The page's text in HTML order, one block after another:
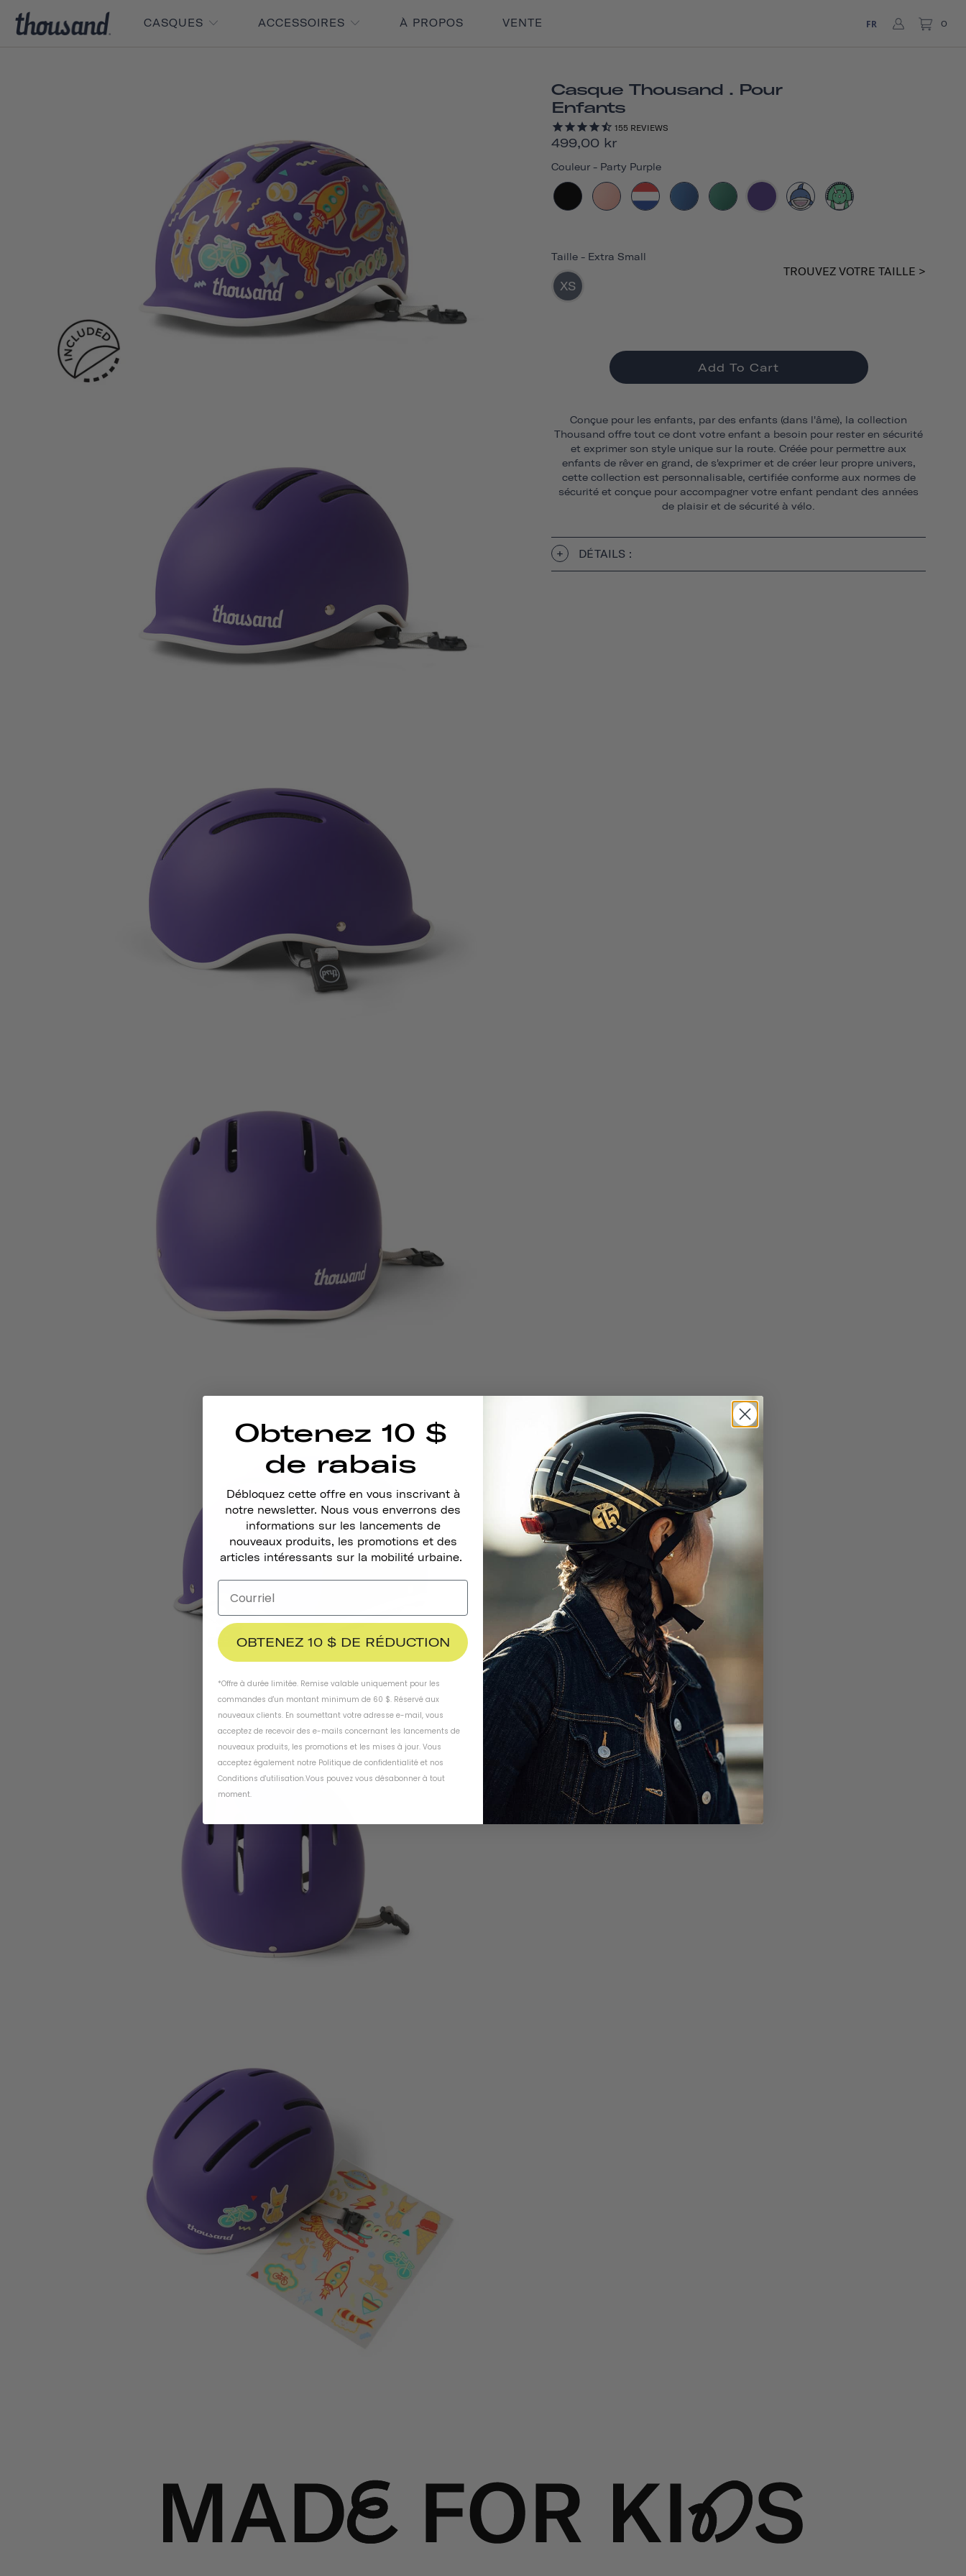
CASQUES ACCESSOIRES À PROPOS VENTE FR 0
Casque Thousand . Pour
Enfants
155 REVIEWS
499,00 kr
Couleur - Party Purple
Taille - Extra Small
XS
TROUVEZ VOTRE TAILLE >
Add To Cart
Conçue pour les enfants, par des enfants (dans l'âme), la collection
Thousand offre tout ce dont votre enfant a besoin pour rester en sécurité
et exprimer son style unique sur la route. Créée pour permettre aux
enfants de rêver en grand, de s'exprimer et de créer leur propre univers,
cette collection est personnalisable, certifiée conforme aux normes de
sécurité et conçue pour accompagner votre enfant pendant des années
de plaisir et de sécurité à vélo.
DÉTAILS :
Obtenez 10 $
de rabais
Débloquez cette offre en vous inscrivant à
notre newsletter. Nous vous enverrons des
informations sur les lancements de
nouveaux produits, les promotions et des
articles intéressants sur la mobilité urbaine.
OBTENEZ 10 $ DE RÉDUCTION
*Offre à durée limitée. Remise valable uniquement pour les
commandes d'un montant minimum de 60 $. Réservé aux
nouveaux clients. En soumettant votre adresse e-mail, vous
acceptez de recevoir des e-mails concernant les lancements de
nouveaux produits, les promotions et les mises à jour. Vous
acceptez également notre Politique de confidentialité et nos
Conditions d'utilisation.Vous pouvez vous désabonner à tout
moment.